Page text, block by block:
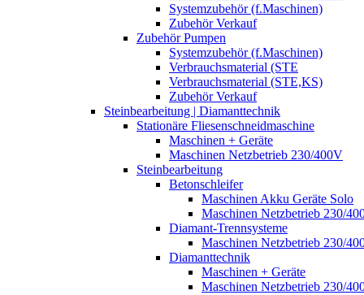
Systemzubehör (f.Maschinen)
Zubehör Verkauf
Zubehör Pumpen
Systemzubehör (f.Maschinen)
Verbrauchsmaterial (STE
Verbrauchsmaterial (STE,KS)
Zubehör Verkauf
Steinbearbeitung | Diamanttechnik
Stationäre Fliesenschneidmaschine
Maschinen + Geräte
Maschinen Netzbetrieb 230/400V
Steinbearbeitung
Betonschleifer
Maschinen Akku Geräte Solo
Maschinen Netzbetrieb 230/
Diamant-Trennsysteme
Maschinen Netzbetrieb 230/
Diamanttechnik
Maschinen + Geräte
Maschinen Netzbetrieb 230/